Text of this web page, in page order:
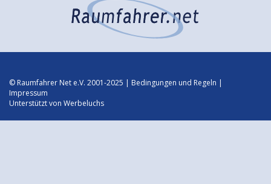
© Raumfahrer Net e.V. 2001-2025 | Bedingungen und Regeln
Impressum
Unterstützt von Werbeluchs